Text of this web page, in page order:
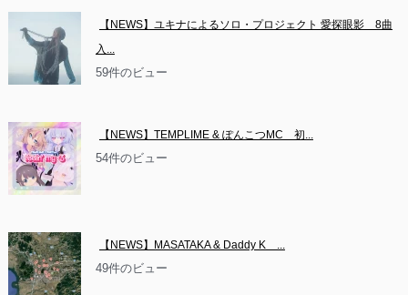
【NEWS】ユキナによるソロ・プロジェクト 愛探眼影　8曲
入...
59件のビュー
【NEWS】TEMPLIME & ぽんこつMC　初...
54件のビュー
【NEWS】MASATAKA & Daddy K　...
49件のビュー